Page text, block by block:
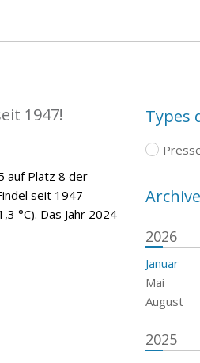
1947!
auf Platz 8 der
seit 1947
°C). Das Jahr 2024
Types
2026
Januar
Mai
August
2025